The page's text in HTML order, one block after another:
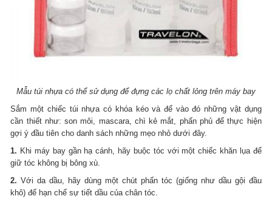
Mẫu túi nhựa có thể sử dụng để đựng các lọ chất lỏng trên máy bay
Sắm một chiếc túi nhựa có khóa kéo và để vào đó những vật dụng
cần thiết như: son môi, mascara, chì kẻ mắt, phấn phủ để thực hiện
gợi ý đầu tiên cho danh sách những mẹo nhỏ dưới đây.
1. Khi máy bay gần hạ cánh, hãy buộc tóc với một chiếc khăn lụa để
giữ tóc không bị bông xù.
2. Với da dầu, hãy dùng một chút phấn tóc (giống như dầu gội đầu
khô) để hạn chế sự tiết dầu của chân tóc.